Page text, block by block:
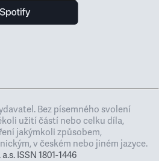
Bez písemného svolení
užití částí nebo celku díla,
jakýmkoli způsobem,
v českém nebo jiném jazyce.
ISSN 1801-1446